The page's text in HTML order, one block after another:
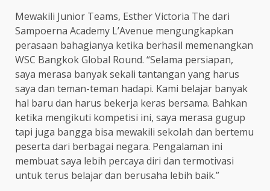
Mewakili Junior Teams, Esther Victoria The dari
Sampoerna Academy L’Avenue mengungkapkan
perasaan bahagianya ketika berhasil memenangkan
WSC Bangkok Global Round. “Selama persiapan,
saya merasa banyak sekali tantangan yang harus
saya dan teman-teman hadapi. Kami belajar banyak
hal baru dan harus bekerja keras bersama. Bahkan
ketika mengikuti kompetisi ini, saya merasa gugup
tapi juga bangga bisa mewakili sekolah dan bertemu
peserta dari berbagai negara. Pengalaman ini
membuat saya lebih percaya diri dan termotivasi
untuk terus belajar dan berusaha lebih baik.”